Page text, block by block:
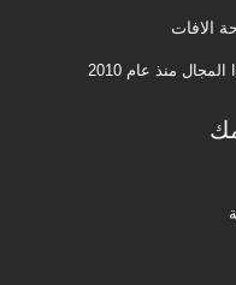
الافات
منذ عام 2010